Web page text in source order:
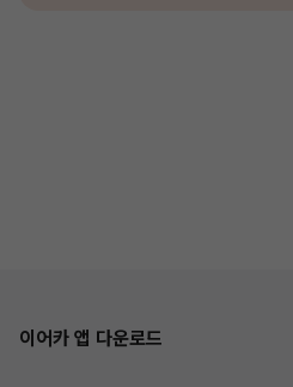
이어카 앱 다운로드